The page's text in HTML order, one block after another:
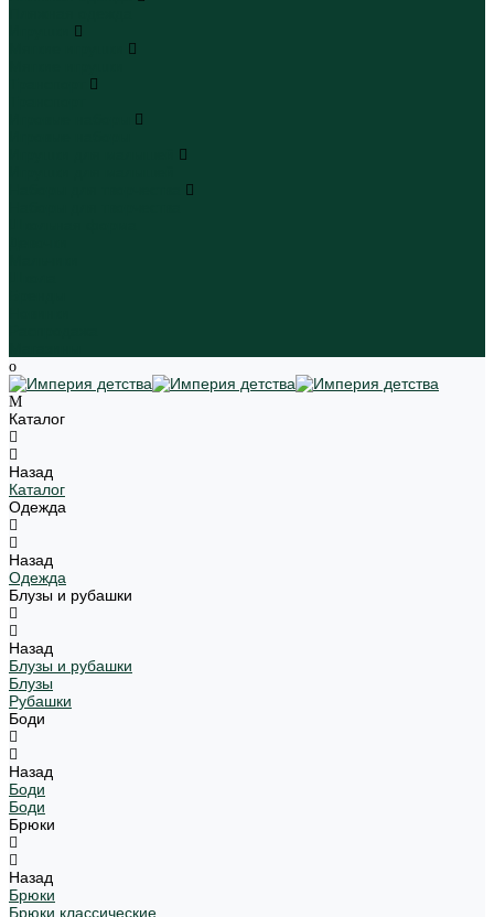
Каталог
Назад
Каталог
Одежда
Назад
Одежда
Блузы и рубашки
Назад
Блузы и рубашки
Блузы
Рубашки
Боди
Назад
Боди
Боди
Брюки
Назад
Брюки
Брюки классические